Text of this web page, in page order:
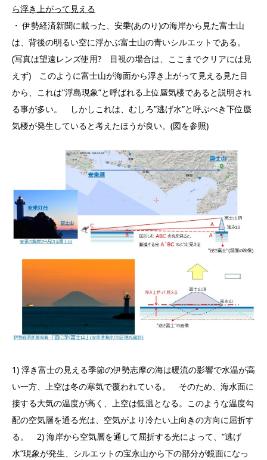
ら浮き上がって見える
・ 伊勢経済新聞に載った、安乗(あのり)の海岸から見た富士山
は、背後の明るい空に浮かぶ富士山の青いシルエットである。
(写真は望遠レンズ使用? 目視の場合は、ここまでクリアには見
えず) このように富士山が海面から浮き上がって見える見た目
から、これは”浮島現象”と呼ばれる上位蜃気楼であると説明され
る事が多い。 しかしこれは、むしろ”逃げ水”と呼ぶべき下位蜃
気楼が発生していると考えたほうが良い。(図を参照)
1) 浮き富士の見える季節の伊勢志摩の海は暖流の影響で水温が高
い一方、上空は冬の寒気で覆われている。 そのため、海水面に
接する大気の温度が高く、上空は低温となる。このような温度勾
配の空気層を通る光は、空気がより冷たい上向きの方向に屈折す
る。 2) 海岸から空気層を通して屈折する光によって、”逃げ
水”現象が発生、シルエットの宝永山から下の部分が鏡面になっ